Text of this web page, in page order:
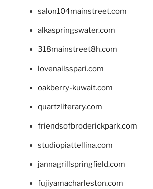
salon104mainstreet.com
alkaspringswater.com
318mainstreet8h.com
lovenailsspari.com
oakberry-kuwait.com
quartzliterary.com
friendsofbroderickpark.com
studiopiattellina.com
jannagrillspringfield.com
fujiyamacharleston.com